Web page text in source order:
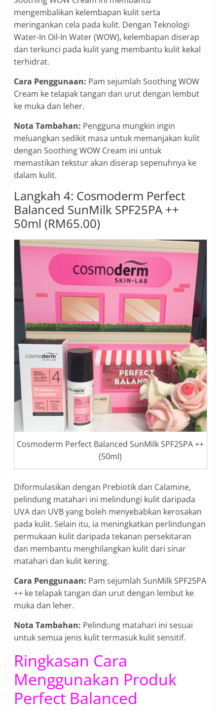
mengembalikan kelembapan kulit serta
meringankan cela pada kulit. Dengan Teknologi
Water-In Oil-In Water (WOW), kelembapan diserap
dan terkunci pada kulit yang membantu kulit kekal
terhidrat.
Cara Penggunaan: Pam sejumlah Soothing WOW
Cream ke telapak tangan dan urut dengan lembut
ke muka dan leher.
Nota Tambahan: Pengguna mungkin ingin
meluangkan sedikit masa untuk memanjakan kulit
dengan Soothing WOW Cream ini untuk
memastikan tekstur akan diserap sepenuhnya ke
dalam kulit.
Langkah 4: Cosmoderm Perfect
Balanced SunMilk SPF25PA ++
50ml (RM65.00)
Cosmoderm Perfect Balanced SunMilk SPF25PA ++
(50ml)
Diformulasikan dengan Prebiotik dan Calamine,
pelindung matahari ini melindungi kulit daripada
UVA dan UVB yang boleh menyebabkan kerosakan
pada kulit. Selain itu, ia meningkatkan perlindungan
permukaan kulit daripada tekanan persekitaran
dan membantu menghilangkan kulit dari sinar
matahari dan kulit kering.
Cara Penggunaan: Pam sejumlah SunMilk SPF25PA
++ ke telapak tangan dan urut dengan lembut ke
muka dan leher.
Nota Tambahan: Pelindung matahari ini sesuai
untuk semua jenis kulit termasuk kulit sensitif.
Ringkasan Cara
Menggunakan Produk
Perfect Balanced